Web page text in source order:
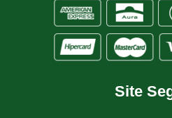
Site